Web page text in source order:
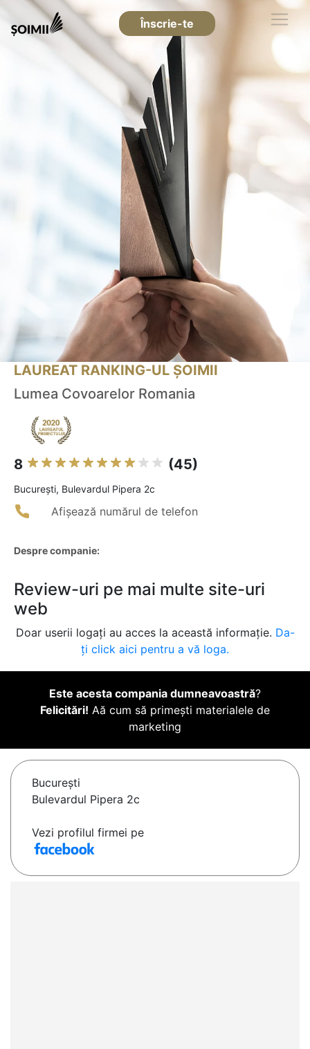
Înscrie-te
LAUREAT RANKING-UL ȘOIMII
Lumea Covoarelor Romania
8 (45)
Bucureşti, Bulevardul Pipera 2c
Afișează numărul de telefon
Despre companie:
Review-uri pe mai multe site-uri
web
Doar userii logați au acces la această informație. Da-
ți click aici pentru a vă loga.
Este acesta compania dumneavoastră?
Felicitări! Aă cum să primești materialele de
marketing
Bucureşti
Bulevardul Pipera 2c
Vezi profilul firmei pe